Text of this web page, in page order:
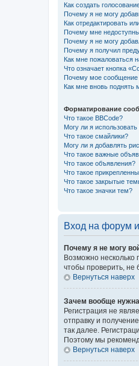
Как создать
Почему я не могу
Как отредактировать
Почему мне
Почему я не могу
Почему я получил
Как мне пожаловаться
Что означает кнопка
Почему мое сообщение
Как мне вновь поднять
Форматирование
Что такое BBCode?
Могу ли я
Что такое смайлики?
Могу ли я добавлять
Что такое важные
Что такое объявления?
Что такое
Что такое закрытые
Что такое значки тем?
Вход на форум
Почему я не могу
Возможно несколько
чтобы проверить, не
Вернуться наверх
Зачем вообще
Регистрация не
отправку и
так далее.
Поэтому мы
Вернуться наверх